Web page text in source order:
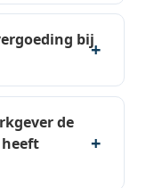
bij
de
heeft